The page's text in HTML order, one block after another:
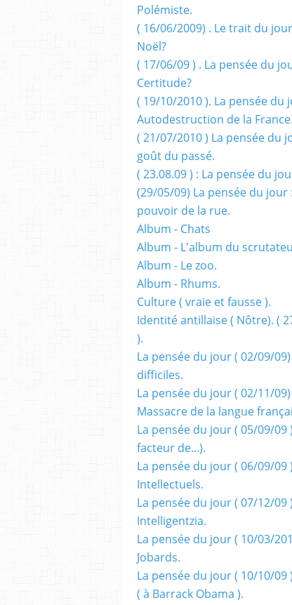
Polémiste.
( 16/06/2009) . Le trait du
Noël?
( 17/06/09 ) . La pensée du
Certitude?
( 19/10/2010 ). La pensée du
Autodestruction de la France.
( 21/07/2010 ) La pensée du
goût du passé.
( 23.08.09 ) : La pensée du
(29/05/09) La pensée du jour
pouvoir de la rue.
Album - Chats
Album - L'album du
Album - Le zoo.
Album - Rhums.
Culture ( vraie et fausse ).
Identité antillaise ( Nôtre). (
).
La pensée du jour ( 02/09/
difficiles.
La pensée du jour ( 02/11/09)
Massacre de la langue
La pensée du jour ( 05/09/09
facteur de...).
La pensée du jour ( 06/09/09
Intellectuels.
La pensée du jour ( 07/12/09
Intelligentzia.
La pensée du jour ( 10/03/
Jobards.
La pensée du jour ( 10/10/09
( à Barrack Obama ).